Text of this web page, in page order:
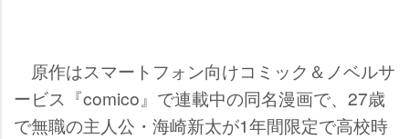
原作はスマートフォン向けコミック＆ノベルサ
ービス『comico』で連載中の同名漫画で、27歳
で無職の主人公・海崎新太が1年間限定で高校時